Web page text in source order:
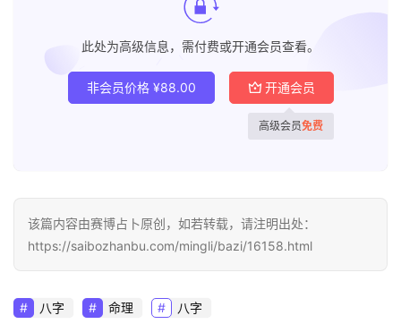
此处为高级信息，需付费或开通会员查看。
非会员价格 ¥88.00 开通会员
高级会员免费
该篇内容由赛博占卜原创，如若转载，请注明出处：
https://saibozhanbu.com/mingli/bazi/16158.html
八字 命理 八字